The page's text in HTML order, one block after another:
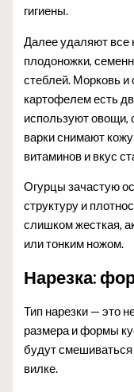
гигиены.
Далее удаляют все
плодоножки,
стеблей. Морковь и
картофелем есть
используют овощи,
варки снимают
витаминов и вкус
Огурцы зачастую
структуру и
слишком жесткая,
или тонким ножом.
Нарезка:
Тип нарезки — это
размера и формы
будут
вилке.